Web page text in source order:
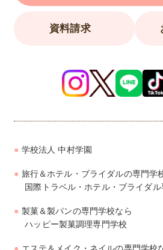
資料請求
学校法人 中村学園
旅行＆ホテル・ブライダルの専門学
国際トラベル・ホテル・ブライダル
製菓＆製パンの専門学校なら
ハッピー製菓調理専門学校
エステ＆メイク・ネイルの専門学校